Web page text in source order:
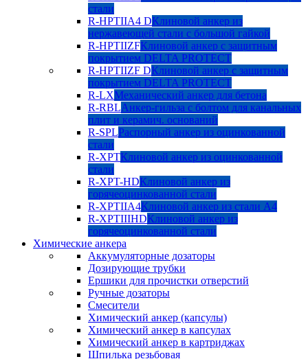
стали
R-HPTIIA4 DКлиновой анкер из
нержавеющей стали с большой гайкой
R-HPTIIZFКлиновой анкер с защитным
покрытием DELTA PROTECT
R-HPTIIZF DКлиновой анкер с защитным
покрытием DELTA PROTECT
R-LXМеханический анкер для бетона
R-RBLАнкер-гильза с болтом для канальных
плит и керамич. оснований
R-SPLРаспорный анкер из оцинкованной
стали
R-XPTКлиновой анкер из оцинкованной
стали
R-XPT-HDКлиновой анкер из
горячеоцинкованной стали
R-XPTIIA4Клиновой анкер из стали А4
R-XPTIIIHDКлиновой анкер из
горячеоцинкованной стали
Химические анкера
Аккумуляторные дозаторы
Дозирующие трубки
Ершики для прочистки отверстий
Ручные дозаторы
Смесители
Химический анкер (капсулы)
Химический анкер в капсулах
Химический анкер в картриджах
Шпилька резьбовая